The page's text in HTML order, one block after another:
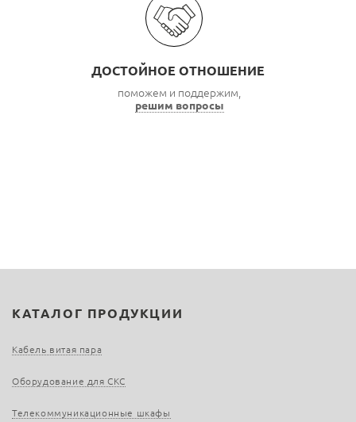
ДОСТОЙНОЕ ОТНОШЕНИЕ
поможем и поддержим,
решим вопросы
КАТАЛОГ ПРОДУКЦИИ
Кабель витая пара
Оборудование для СКС
Телекоммуникационные шкафы